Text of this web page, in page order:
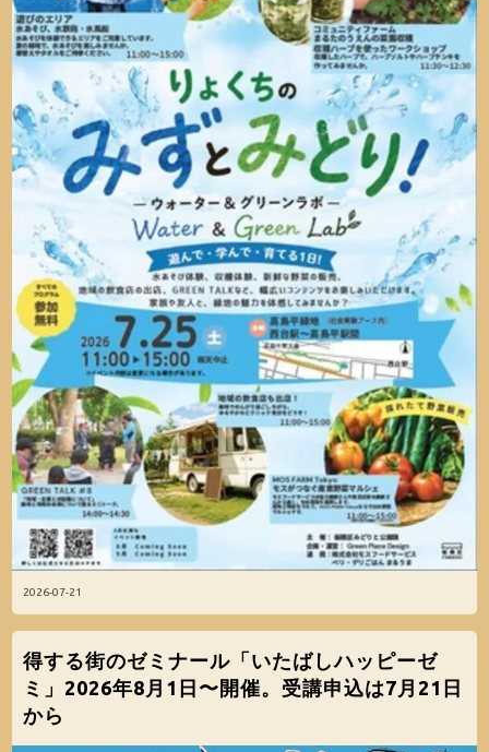
2026-07-21
得する街のゼミナール「いたばしハッピーゼ
ミ」2026年8月1日〜開催。受講申込は7月21日
から